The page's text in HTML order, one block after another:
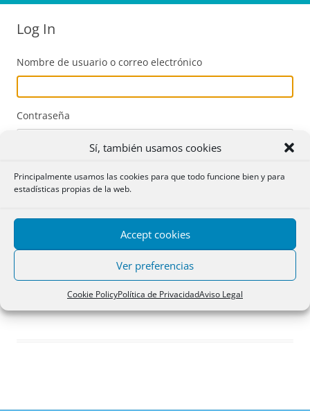
Sí, también usamos cookies
Principalmente usamos las cookies para que todo funcione bien y para
estadísticas propias de la web.
Accept cookies
Ver preferencias
Cookie PolicyPolítica de PrivacidadAviso Legal
Log In
Nombre de usuario o correo electrónico
Contraseña
Acceder
Registro
¿Has olvidado tu contraseña?